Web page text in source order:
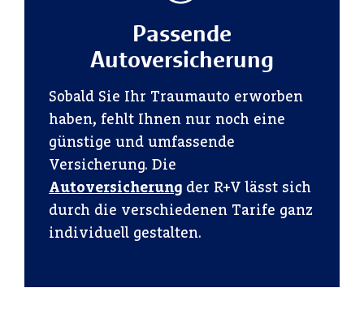
Passende
Autoversicherung
Sobald Sie Ihr Traumauto erworben
haben, fehlt Ihnen nur noch eine
günstige und umfassende
Versicherung. Die
Autoversicherung der R+V lässt sich
durch die verschiedenen Tarife ganz
individuell gestalten.